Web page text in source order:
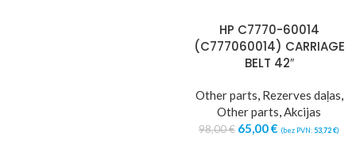
HP C7770-60014
(C777060014) CARRIAGE
BELT 42″
Other parts, Rezerves daļas,
Other parts,Akcijas
98,00€ 65,00€ (bez PVN: 53,72€)